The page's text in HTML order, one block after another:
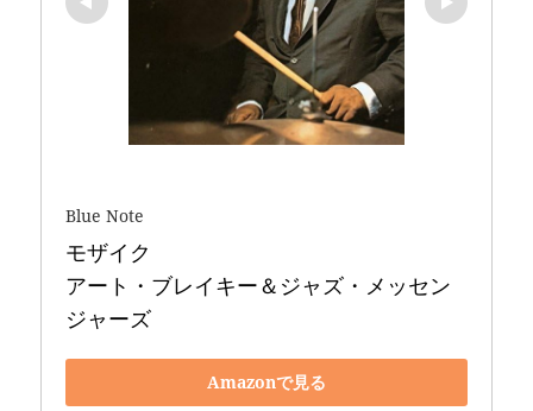
Blue Note
モザイク
アート・ブレイキー＆ジャズ・メッセン
ジャーズ
Amazonで見る